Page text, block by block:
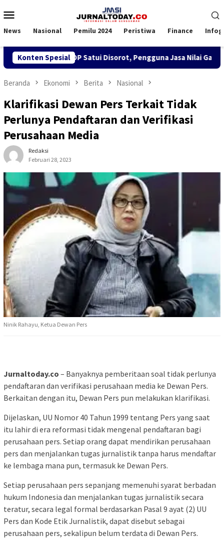
ke
Mobile
News Nasional Pemilu 2024 Peristiwa Finance
Konten Spesial
TKBM di KSOP Satui Disorot, Pengguna Jasa Nilai Ganggu
Beranda Ekonomi Berita Nasional
Klarifikasi Dewan Pers Terkait Tidak
Perlunya Pendaftaran dan Verifikasi
Perusahaan Media
Redaksi
Februari 28, 2023
Ninik Rahayu, Ketua Dewan Pers
Jurnaltoday.co – Banyaknya pemberitaan soal tidak perlunya
pendaftaran dan verifikasi perusahaan media ke Dewan Pers.
Berkaitan dengan itu, Dewan Pers pun melakukan klarifikasi.
Dijelaskan, UU Nomor 40 Tahun 1999 tentang Pers yang saat
itu lahir di era reformasi tidak mengenal pendaftaran bagi
perusahaan pers. Setiap orang dapat mendirikan perusahaan
pers dan menjalankan tugas jurnalistik tanpa harus mendaftar
ke lembaga mana pun, termasuk ke Dewan Pers.
Setiap perusahaan pers sepanjang memenuhi syarat berbadan
hukum Indonesia dan menjalankan tugas jurnalistik secara
teratur, secara legal formal berdasarkan Pasal 9 ayat (2) UU
Pers dan Kode Etik Jurnalistik, dapat disebut sebagai
perusahaan pers, sekalipun belum terdata di Dewan Pers.